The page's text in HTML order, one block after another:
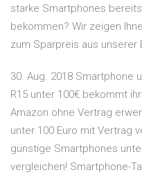
starke Smartphones
bekommen? Wir zeigen
zum Sparpreis aus unserer
30. Aug. 2018 Smartphone
R15 unter 100€ bekommt
Amazon ohne Vertrag
unter 100 Euro mit Vertrag
günstige Smartphones
vergleichen! Smartphone-